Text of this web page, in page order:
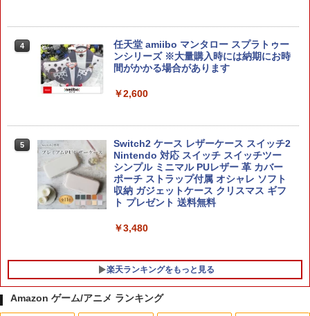
4
【当店独自で＋P10倍★要エントリー】
【中古】[Switch2] マリオテニス フィー
バー 任天堂(20260212)
￥6,980
5
【楽天ブックス限定特典】ドンキーコン
グ バナンザ(「スーパーマリオ」ステッ
カー2種)
￥7,902
￥2,170
【中古】ファイナルファンタジーVII リ
メイク インターグレードソフト:プレイ
ステーション5ソフト／ロールプレイン
【中古】ファイナルファンタジーVII リ
メイク インターグレードソフト:プレイ
ステーション5ソフト／ロールプレイン
グ・ゲーム
4
任天堂 amiibo マンタロー スプラトゥー
ンシリーズ ※大量購入時には納期にお時
間がかかる場合があります
￥2,600
5
Switch2 ケース レザーケース スイッチ2
Nintendo 対応 スイッチ スイッチツー
シンプル ミニマル PUレザー 革 カバー
ポーチ ストラップ付属 オシャレ ソフト
収納 ガジェットケース クリスマス ギフ
ト プレゼント 送料無料
￥3,480
楽天ランキングをもっと見る
Amazon ゲーム/アニメ ランキング